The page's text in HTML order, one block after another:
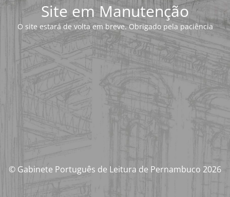
Site em Manutenção
O site estará de volta em breve. Obrigado pela paciência
© Gabinete Português de Leitura de Pernambuco 2026